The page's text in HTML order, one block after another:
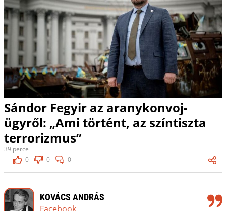
Sándor Fegyir az aranykonvoj-
ügyről: „Ami történt, az színtiszta
terrorizmus”
39 perce
0
0 0
KOVÁCS ANDRÁS
Facebook